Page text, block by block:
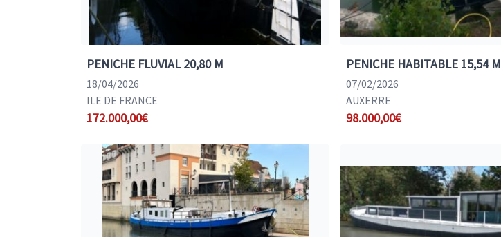
PENICHE FLUVIAL 20,80 M
18/04/2026
ILE DE FRANCE
172.000,00€
PENICHE HABITABLE 15,54 M
07/02/2026
AUXERRE
98.000,00€